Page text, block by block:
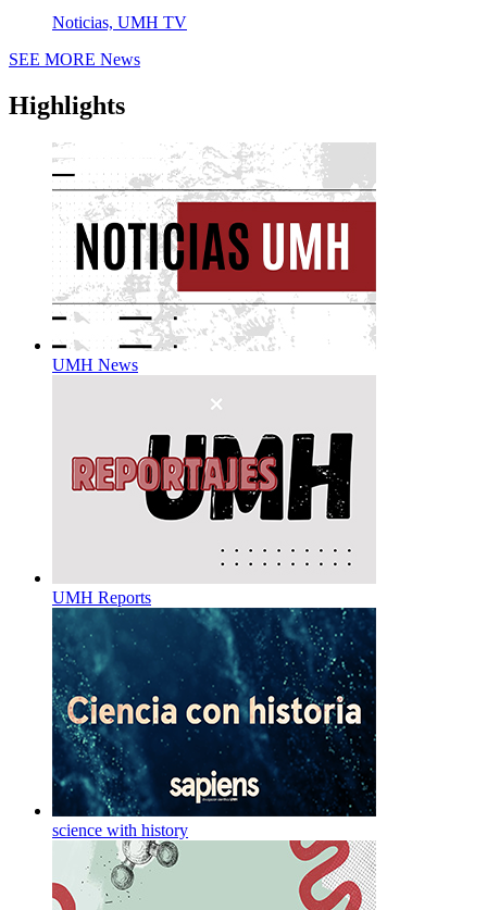
Noticias, UMH TV
SEE MORE News
Highlights
UMH News
UMH Reports
science with history